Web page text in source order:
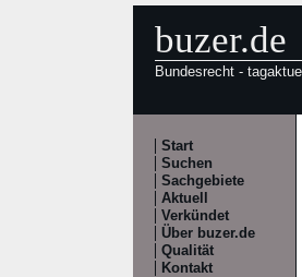
buzer.de
Bundesrecht -
Start
Suchen
Sachgebiete
Aktuell
Verkündet
Über buzer.de
Qualität
Kontakt